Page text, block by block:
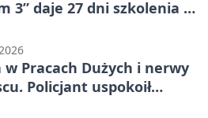
3” daje 27 dni szkolenia i
w Pracach Dużych i nerwy
Policjant uspokoił